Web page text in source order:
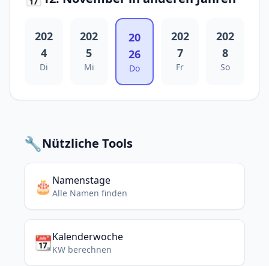
202
4
Di
202
5
Mi
20
26
Do
202
7
Fr
202
8
So
🔧Nützliche Tools
🎂 Namenstage
Alle Namen finden
📆Kalenderwoche
KW berechnen